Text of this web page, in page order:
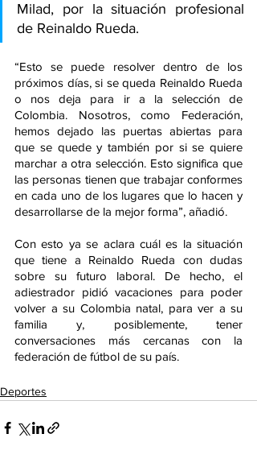
Milad, por la situación profesional
de Reinaldo Rueda.
“Esto se puede resolver dentro de los
próximos días, si se queda Reinaldo Rueda
o nos deja para ir a la selección de
Colombia. Nosotros, como Federación,
hemos dejado las puertas abiertas para
que se quede y también por si se quiere
marchar a otra selección. Esto significa que
las personas tienen que trabajar conformes
en cada uno de los lugares que lo hacen y
desarrollarse de la mejor forma”, añadió.
Con esto ya se aclara cuál es la situación
que tiene a Reinaldo Rueda con dudas
sobre su futuro laboral. De hecho, el
adiestrador pidió vacaciones para poder
volver a su Colombia natal, para ver a su
familia y, posiblemente, tener
conversaciones más cercanas con la
federación de fútbol de su país.
Deportes